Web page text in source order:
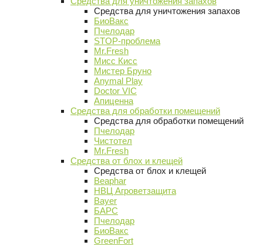
Средства для уничтожения запахов
БиоВакс
Пчелодар
STOP-проблема
Mr.Fresh
Мисс Кисс
Мистер Бруно
Anymal Play
Doctor VIC
Апиценна
Средства для обработки помещений
Средства для обработки помещений
Пчелодар
Чистотел
Mr.Fresh
Средства от блох и клещей
Средства от блох и клещей
Beaphar
НВЦ Агроветзащита
Bayer
БАРС
Пчелодар
БиоВакс
GreenFort